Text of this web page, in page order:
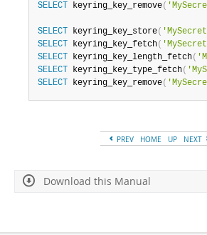
SELECT
keyring_key_remove(
SELECT keyring_key_store(
SELECT
keyring_key_fetch(
SELECT
keyring_key_length_fetch(
SELECT
keyring_key_type_fetch(
SELECT
keyring_key_remove(
PREV HOME UP NEXT
Download this Manual